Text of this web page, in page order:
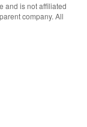
and is not affiliated
company. All